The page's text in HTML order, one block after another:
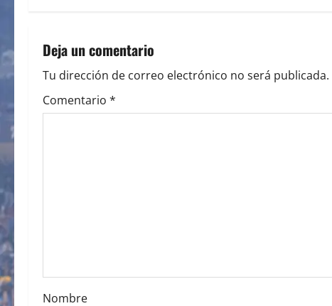
n
a
v
o
Deja un comentario
Tu dirección de correo electrónico no será publicada.
Comentario *
Nombre